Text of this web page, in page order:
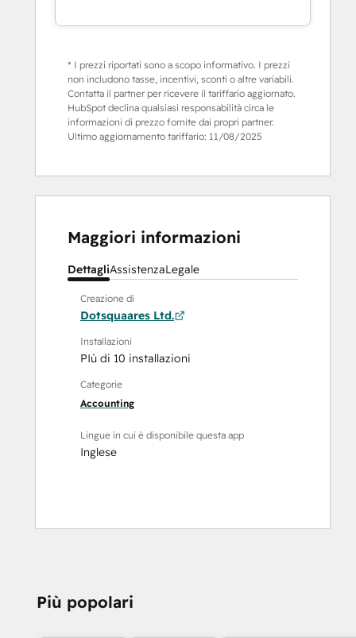
* I prezzi riportati sono a scopo informativo. I prezzi
non includono tasse, incentivi, sconti o altre variabili.
Contatta il partner per ricevere il tariffario aggiornato.
HubSpot declina qualsiasi responsabilità circa le
informazioni di prezzo fornite dai propri partner.
Ultimo aggiornamento tariffario: 11/08/2025
Maggiori informazioni
DettagliAssistenzaLegale
Creazione di
Dotsquaares Ltd.
Installazioni
PIù di 10 installazioni
Categorie
Accounting
Lingue in cui è disponibile questa app
Inglese
Più popolari